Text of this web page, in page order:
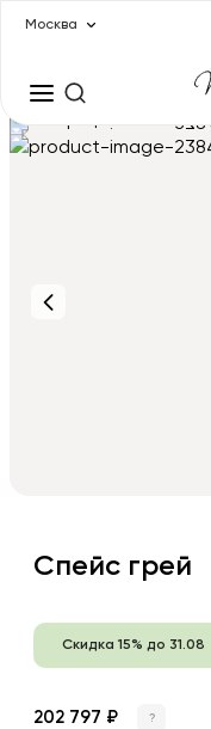
Москва
Спейс грей
Скидка 15% до 31.08
202 797 ₽ ?